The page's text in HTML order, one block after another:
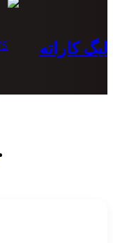
لیگ کاراته